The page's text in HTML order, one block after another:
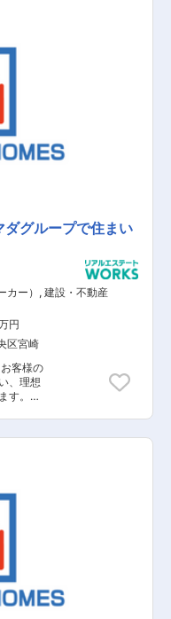
のアフ
の不動
。ヤマ
ナジー
定して
はほと
様や資
。
ダグループで住まい
カー） , 建設・不動産
円
区宮崎
客様の
、理想
す。土
のアフ
の不動
。ヤマ
ナジー
定して
はほと
様や資
。